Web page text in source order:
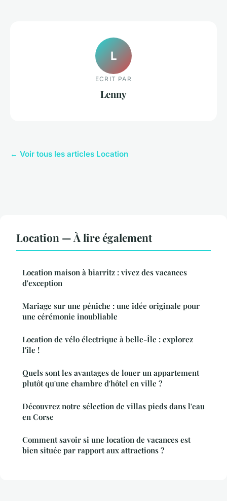
L
ECRIT PAR
Lenny
← Voir tous les articles Location
Location — À lire également
Location maison à biarritz : vivez des vacances
d'exception
Mariage sur une péniche : une idée originale pour
une cérémonie inoubliable
Location de vélo électrique à belle-Île : explorez
l'île !
Quels sont les avantages de louer un appartement
plutôt qu'une chambre d'hôtel en ville ?
Découvrez notre sélection de villas pieds dans l'eau
en Corse
Comment savoir si une location de vacances est
bien située par rapport aux attractions ?